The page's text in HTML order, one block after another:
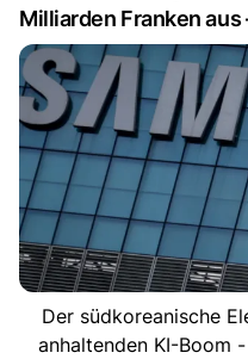
Milliarden Franken aus
Der südkoreanische
anhaltenden KI-Boom